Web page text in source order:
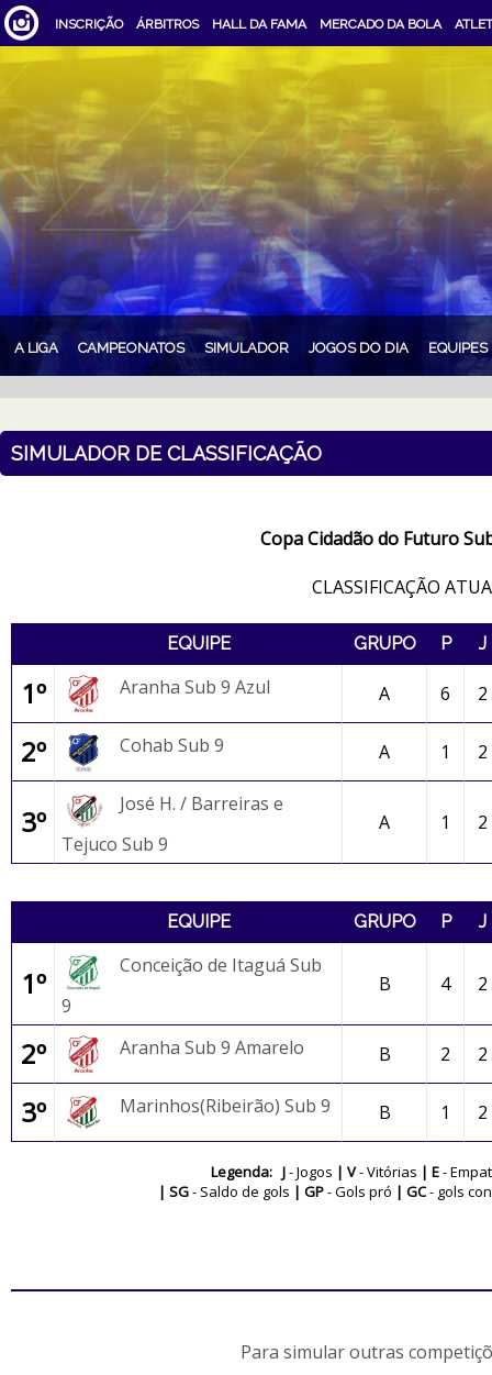
INSCRIÇÃO ÁRBITROS HALL DA FAMA MERCADO DA BOLA
A LIGA CAMPEONATOS SIMULADOR JOGOS DO DIA EQUIPES
SIMULADOR DE CLASSIFICAÇÃO
Copa Cidadão do Futuro
CLASSIFICAÇÃO
EQUIPE GRUPO P J
1º Aranha Sub 9 Azul A 6 2
2º Cohab Sub 9 A 1 2
3º
José H. / Barreiras e
Tejuco Sub 9
A 1 2
EQUIPE GRUPO P J
1º
Conceição de Itaguá Sub
9
B 4 2
2º Aranha Sub 9 Amarelo B 2 2
3º Marinhos(Ribeirão) Sub 9 B 1 2
Legenda: J- Jogos | V- Vitórias | E-
| SG- Saldo de gols | GP- Gols pró | GC- gols
Para simular outras